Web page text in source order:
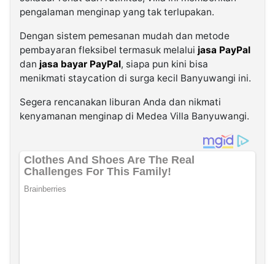
pengalaman menginap yang tak terlupakan.
Dengan sistem pemesanan mudah dan metode
pembayaran fleksibel termasuk melalui jasa PayPal
dan jasa bayar PayPal, siapa pun kini bisa
menikmati staycation di surga kecil Banyuwangi ini.
Segera rencanakan liburan Anda dan nikmati
kenyamanan menginap di Medea Villa Banyuwangi.